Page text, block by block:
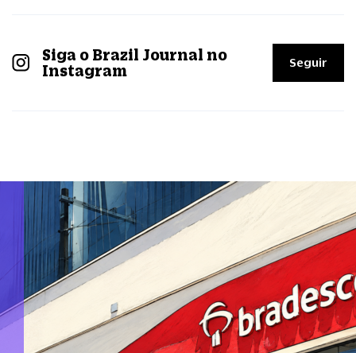
Siga o Brazil Journal no
Instagram
Seguir